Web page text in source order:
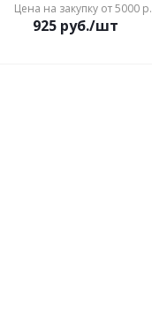
Цена на закупку от 5000 р.
925 руб./шт